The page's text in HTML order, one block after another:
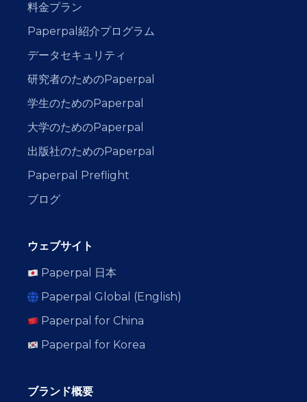
料金プラン
Paperpal紹介プログラム
データセキュリティ
研究者のためのPaperpal
学生のためのPaperpal
大学のためのPaperpal
出版社のためのPaperpal
Paperpal Preflight
ブログ
ウェブサイト
Paperpal 日本
Paperpal Global (English)
Paperpal for China
Paperpal for Korea
ブランド概要